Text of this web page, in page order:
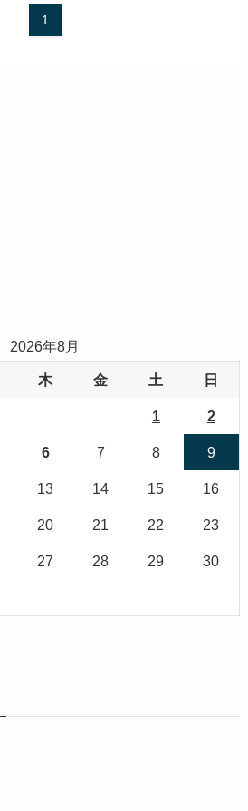
1
2026年8月
木 金 土 日
1 2
6 7 8 9
13 14 15 16
20 21 22 23
27 28 29 30